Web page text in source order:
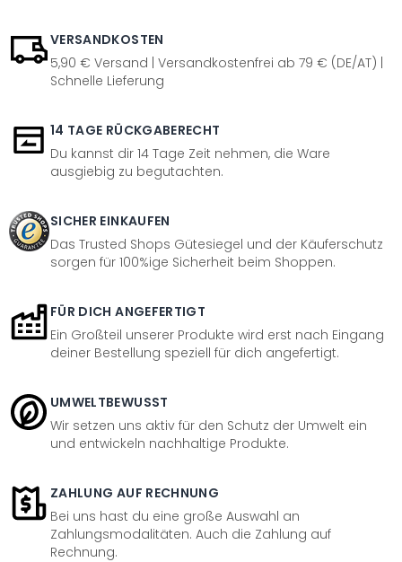
VERSANDKOSTEN
5,90 € Versand | Versandkostenfrei ab 79 € (DE/AT) |
Schnelle Lieferung
14 TAGE RÜCKGABERECHT
Du kannst dir 14 Tage Zeit nehmen, die Ware
ausgiebig zu begutachten.
SICHER EINKAUFEN
Das Trusted Shops Gütesiegel und der Käuferschutz
sorgen für 100%ige Sicherheit beim Shoppen.
FÜR DICH ANGEFERTIGT
Ein Großteil unserer Produkte wird erst nach Eingang
deiner Bestellung speziell für dich angefertigt.
UMWELTBEWUSST
Wir setzen uns aktiv für den Schutz der Umwelt ein
und entwickeln nachhaltige Produkte.
ZAHLUNG AUF RECHNUNG
Bei uns hast du eine große Auswahl an
Zahlungsmodalitäten. Auch die Zahlung auf
Rechnung.